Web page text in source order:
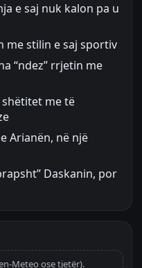
e saj nuk kalon pa u
me stilin e saj sportiv
“ndez” rrjetin me
shëtitet me të
Arianën, në një
Daskanin, por
Meteo ose tjetër).